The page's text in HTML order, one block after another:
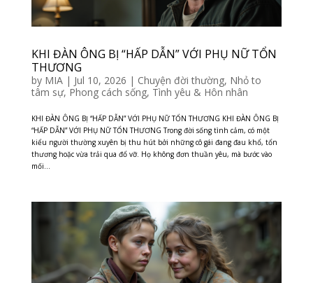
KHI ĐÀN ÔNG BỊ “HẤP DẪN” VỚI PHỤ NỮ TỔN
THƯƠNG
by MIA| Jul 10, 2026 | Chuyện đời thường, Nhỏ to
tâm sự, Phong cách sống, Tình yêu & Hôn nhân
KHI ĐÀN ÔNG BỊ “HẤP DẪN” VỚI PHỤ NỮ TỔN THƯƠNG KHI ĐÀN ÔNG BỊ
“HẤP DẪN” VỚI PHỤ NỮ TỔN THƯƠNG Trong đời sống tình cảm, có một
kiểu người thường xuyên bị thu hút bởi những cô gái đang đau khổ, tổn
thương hoặc vừa trải qua đổ vỡ. Họ không đơn thuần yêu, mà bước vào
mối...